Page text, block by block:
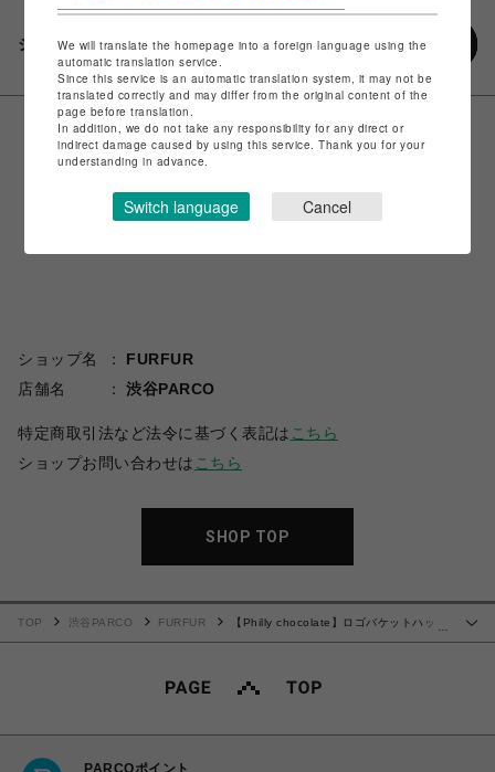
シェアする
ショップ名
FURFUR
店舗名
渋谷PARCO
特定商取引法など法令に基づく表記は こちら
ショップお問い合わせは こちら
SHOP TOP
TOP 渋谷PARCO FURFUR
【Philly chocolate】ロゴバケットハッ
PARCOポイント
We will translate the homepage into a foreign language using the
automatic translation service.
Since this service is an automatic translation system, it may not be
translated correctly and may differ from the original content of the
page before translation.
In addition, we do not take any responsibility for any direct or
indirect damage caused by using this service. Thank you for your
understanding in advance.
Switch language Cancel